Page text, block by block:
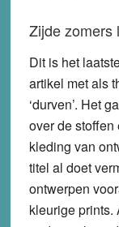
Zijde zomers
Dit is het
artikel met als
‘durven’. Het
over de stoffen
kleding van
titel al doet
ontwerpen
kleurige